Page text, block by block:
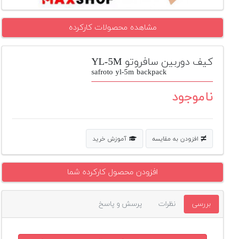
پلاس
افزودن
دست
دوم
دوربین
بله
مشاهده محصولات کارکرده
کیف دوربین سافروتو YL-5M
safroto yl-5m backpack
ناموجود
افزودن به مقایسه آموزش خرید
افزودن محصول کارکرده شما
بررسی نظرات پرسش و پاسخ